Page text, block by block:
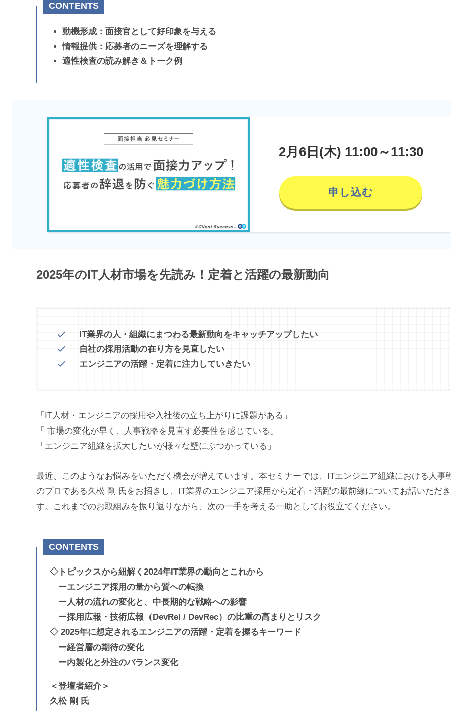
CONTENTS
動機形成：面接官として好印象を与える
情報提供：応募者のニーズを理解する
適性検査の読み解き＆トーク例
2月6日(木) 11:00～11:30
申し込む
2025年のIT人材市場を先読み！定着と活躍の最新動向
IT業界の人・組織にまつわる最新動向をキャッチアップしたい
自社の採用活動の在り方を見直したい
エンジニアの活躍・定着に注力していきたい
「IT人材・エンジニアの採用や入社後の立ち上がりに課題がある」
「 市場の変化が早く、人事戦略を見直す必要性を感じている」
「エンジニア組織を拡大したいが様々な壁にぶつかっている」
最近、このようなお悩みをいただく機会が増えています。本セミナーでは、ITエンジニア組織における人事
のプロである久松 剛 氏をお招きし、IT業界のエンジニア採用から定着・活躍の最前線についてお話いただき
す。これまでのお取組みを振り返りながら、次の一手を考える一助としてお役立てください。
CONTENTS
◇トピックスから紐解く2024年IT業界の動向とこれから
ーエンジニア採用の量から質への転換
ー人材の流れの変化と、中長期的な戦略への影響
ー採用広報・技術広報（DevRel / DevRec）の比重の高まりとリスク
◇ 2025年に想定されるエンジニアの活躍・定着を握るキーワード
ー経営層の期待の変化
ー内製化と外注のバランス変化
＜登壇者紹介＞
久松 剛 氏